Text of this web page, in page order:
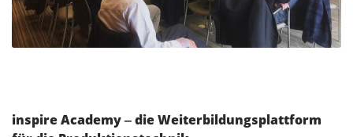
inspire Academy ‒ die Weiterbildungsplattform